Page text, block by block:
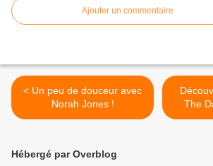
Ajouter un commentaire
< Un peu de douceur avec
Norah Jones !
The
Hébergé par Overblog